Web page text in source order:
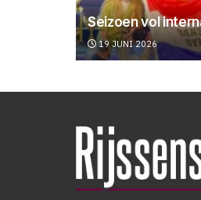
Seizoen vol
19 JUNI 2026